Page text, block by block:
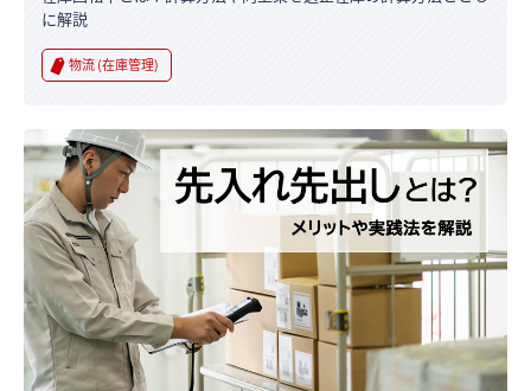
に解説
物流 (在庫管理)